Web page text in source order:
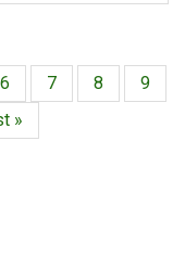
Página
6 Página
7 Página
8
9
»